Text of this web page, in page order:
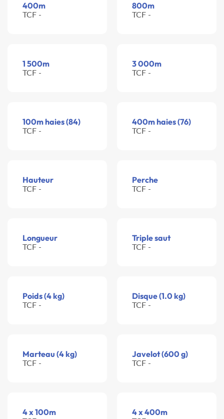
400m
TCF -
800m
TCF -
1 500m
TCF -
3 000m
TCF -
100m haies (84)
TCF -
400m haies (76)
TCF -
Hauteur
TCF -
Perche
TCF -
Longueur
TCF -
Triple saut
TCF -
Poids (4 kg)
TCF -
Disque (1.0 kg)
TCF -
Marteau (4 kg)
TCF -
Javelot (600 g)
TCF -
4 x 100m 4 x 400m